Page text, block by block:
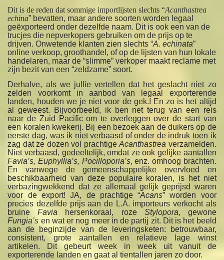
Dit is de reden dat sommige importlijsten slechts “Acanthastrea
echina” bevatten, maar andere soorten worden legaal
geëxporteerd onder dezelfde naam. Dit is ook een van de
trucjes die nepverkopers gebruiken om de prijs op te
drijven. Onwetende klanten zien slechts “A. echinata”
online verkoop, groothandel, of op de lijsten van hun lokale
handelaren, maar de “slimme” verkoper maakt reclame met
zijn bezit van een “zeldzame” soort.
Derhalve, als we jullie vertellen dat het geslacht niet zo
zelden voorkomt in aanbod van legaal exporterende
landen, houden we je niet voor de gek.! En zo is het altijd
al geweest. Bijvoorbeeld, ik ben net terug van een reis
naar de Zuid Pacific om te overleggen over de start van
een koralen kwekerij. Bij een bezoek aan de duikers op de
eerste dag, was ik niet verbaasd of onder de indruk toen ik
zag dat ze dozen vol prachtigeAcanthastrea verzamelden.
Niet verbaasd, gedeeltelijk, omdat ze ook gelijke aantallen
Favia’s, Euphyllia’s, Pocilloporia’s, enz. omhoog brachten.
En vanwege de gemeenschappelijke overvloed en
beschikbaarheid van deze populaire koralen, is het niet
verbazingwekkend dat ze allemaal gelijk geprijsd waren
voor de export! JA, de prachtige “Acans” worden voor
precies dezelfde prijs aan de L.A. importeurs verkocht als
bruineFavia hersenkoraal, roze Stylopora, gewone
Fungia’s en wat er nog meer in de partij zit. Dit is het beeld
aan de beginzijde van de leveringsketen: betrouwbaar,
consistent, grote aantallen en relatieve lage winst
artikelen. Dit gebeurt week in week uit vanuit de
exporterende landen en gaat al tientallen jaren zo door.